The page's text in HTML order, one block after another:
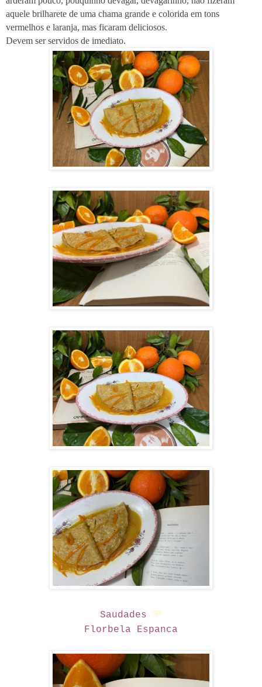
aquele brilharete de uma chama grande e colorida em tons
vermelhos e laranja, mas ficaram deliciosos.
Devem ser servidos de imediato.
Saudades 💛
Florbela Espanca